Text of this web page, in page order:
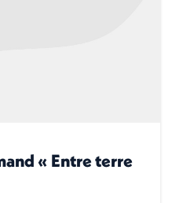
« Entre terre